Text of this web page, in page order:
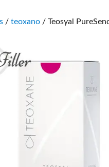
/ teoxano / Teosyal